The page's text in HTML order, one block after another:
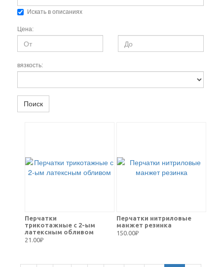
Искать в описаниях
Цена:
вязкость:
Поиск
Перчатки
трикотажные с 2-ым
латексным обливом
21.00₽
Перчатки нитриловые
манжет резинка
150.00₽